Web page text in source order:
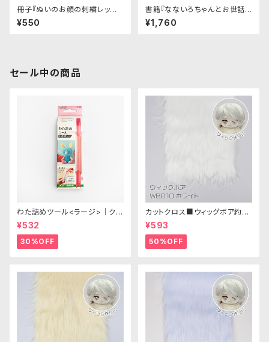
冊子『ぬいのお顔の刺繍レッス
ン』
¥550
書籍『なないろちゃんとお世話ご
っこ赤ちゃん』｜グラフィック社
¥1,760
セール中の商品
わた詰めツール<ラージ>｜クロ
バー
¥532
30%OFF
カットクロス■ウィッグボア約8c
m(ホワイト)WB010 ボア生地
25cm × 45cm
¥593
50%OFF